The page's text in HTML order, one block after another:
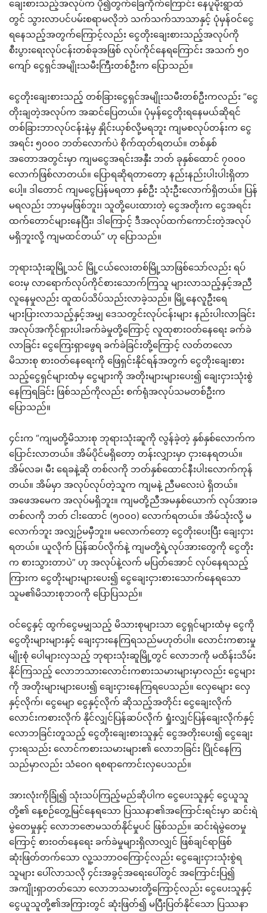
ချေးစားသည့်အလုပ်က ပို၍တွက်ခြေကိုက်ကြောင်း နေပူမိုးရွာထဲ
တွင် သွားလာပင်ပမ်းစရာမလိုဘဲ သက်သက်သာသာနှင့် ပုံမှန်ဝင်ငွေ
ရနေသည့်အတွက်ကြောင့်လည်း ငွေတိုးချေးစားသည့်အလုပ်ကို
စီးပွားရေးလုပ်ငန်းတစ်ခုအဖြစ် လုပ်ကိုင်နေရကြောင်း အသက် ၅၀
ကျော် ငွေရှင်အမျိုးသမီးကြီးတစ်ဦးက ပြောသည်။
ငွေတိုးချေးစားသည့် တစ်ခြားငွေရှင်အမျိုးသမီးတစ်ဦးကလည်း “ငွေ
တိုးချတဲ့အလုပ်က အဆင်ပြေတယ်။ ပုံမှန်ငွေတိုးရနေမယ်ဆိုရင်
တစ်ခြားဘာလုပ်ငန်းနဲ့မှ နှိုင်းယှစ်လို့မရဘူး ကျမစလုပ်တန်းက ငွေ
အရင်း ၅၀၀၀ ဘတ်လောက်ပဲ စိုက်ထုတ်ရတယ်။ တစ်နှစ်
အတောအတွင်းမှာ ကျမငွေအရင်းအနှီး ဘတ် ခုနှစ်ထောင် ၇၀၀၀
လောက်ဖြစ်လာတယ်။ ပြောရဆိုရတာတော့ နည်းနည်းပါးပါးရှိတာ
ပေါ့။ ဒါတောင် ကျမငွေပြန်မရတာ နှစ်ဦး သုံးဦးလောက်ရှိတယ်။ ပြန်
မရလည်း ဘာမှမဖြစ်ဘူး၊ သူတို့ပေးထားတဲ့ ငွေအတိုးက ငွေအရင်း
ထက်တောင်များနေပြီး၊ ဒါကြောင့် ဒီအလုပ်ထက်ကောင်းတဲ့အလုပ်
မရှိဘူးလို့ ကျမထင်တယ်” ဟု ပြောသည်။
ဘုရားသုံးဆူမြို့သင် မြို့ငယ်လေးတစ်မြို့သာဖြစ်သော်လည်း ရပ်
ဝေးမှ လာရောက်လုပ်ကိုင်စားသောက်ကြသူ များလာသည့်နှင့်အညီ
လူနေမှုလည်း ထူထပ်သိပ်သည်းလာခဲ့သည်။ မြို့နေလူဦးရေ
များပြားလာသည့်နှင့်အမျှ ဒေသတွင်းလုပ်ငန်းများ နည်းပါးလာခြင်း
အလုပ်အကိုင်ရှားပါးခက်ခဲမှုတို့ကြောင့် လူထုစားဝတ်နေရေး ခက်ခဲ
လာခြင်း ငွေကြေးရှာဖွေရ ခက်ခဲခြင်းတို့ကြောင့် လတ်တလော
မိသားစု စားဝတ်နေရေးကို ဖြေရှင်းနိုင်ရန်အတွက် ငွေတိုးချေးစား
သည့်ငွေရှင်များထံမှ ငွေများကို အတိုးများများပေး၍ ချေးငှားသုံးစွဲ
နေကြရခြင်း ဖြစ်သည်ကိုလည်း စက်ရုံအလုပ်သမတစ်ဦးက
ပြောသည်။
၄င်းက “ကျမတို့မိသားစု ဘုရားသုံးဆူကို လွန်ခဲ့တဲ့ နှစ်နှစ်လောက်က
ပြောင်းလာတယ်။ အိမ်ပိုင်မရှိတော့ တန်းလျှားမှာ ငှားနေရတယ်။
အိမ်လခ၊ မီး ရေခနဲ့ဆို တစ်လကို ဘတ်နှစ်ထောင်နီးပါးလောက်ကုန်
တယ်။ အိမ်မှာ အလုပ်လုပ်တဲ့သူက ကျမနဲ့ ညီမလေးပဲ ရှိတယ်။
အဖေအမေက အလုပ်မရှိဘူး။ ကျမတို့ညီအမနှစ်ယောက် လုပ်အားခ
တစ်လကို ဘတ် ငါးထောင် (၅၀၀၀) လောက်ရတယ်။ အိမ်သုံးလို့ မ
လောက်ဘူး အလျှဉ်မမှီဘူး။ မလောက်တော့ ငွေတိုးပေးပြီး ချေးငှား
ရတယ်။ ယူလိုက် ပြန်ဆပ်လိုက်နဲ့ ကျမတို့ရဲ့လုပ်အားတွေကို ငွေတိုး
က စားသွားတာပဲ” ဟု အလုပ်နဲ့လက် မပြတ်အောင် လုပ်နေရသည့်
ကြားက ငွေတိုးများများပေး၍ ငွေချေးငှားစားသောက်နေရသော
သူမ၏မိသားစုဘဝကို ပြောပြသည်။
ဝင်ငွေနှင့် ထွက်ငွေမမျှသည့် မိသားစုများသာ ငွေရှင်များထံမှ ငွေကို
ငွေတိုးများများနှင့် ချေးငှားနေကြရသည်မဟုတ်ပါ။ လောင်းကစားမှု
မျိုးစုံ ပေါများလှသည့် ဘုရားသုံးဆူမြို့တွင် လောဘကို မထိန်းသိမ်း
နိုင်ကြသည့် လောဘသားလောင်းကစားသမားများမှာလည်း ငွေများ
ကို အတိုးများများပေး၍ ချေးငှားနေကြရပေသည်။ လှေမျေား လှေ
နှင့်လိုက်၊ ငွေမျော ငွေနှင့်လိုက် ဆိုသည့်အတိုင်း ငွေချေးလိုက်
လောင်းကစားလိုက် နိုင်လျှင်ပြန်ဆပ်လိုက် ရှုံးလျှင်ပြန်ချေးလိုက်နှင့်
လောဘခြင်းတူသည့် ငွေတိုးချေးစားသူနှင့် ငွေအတိုးပေး၍ ငွေချေး
ငှားရသည်း လောင်ကစားသမားများ၏ လောဘခြင်း ပြိုင်နေကြ
သည်မှာလည်း သံဝေဂ ရစရာကောင်းလှပေသည်။
အားလုံးကိုခြုံ၍ သုံးသပ်ကြည့်မည်ဆိုပါက ငွေပေးသူနှင့် ငွေယူသူ
တို့၏ နေ့စဉ်တွေ့မြင်နေရသော ပြဿနာ၏အကြောင်းရင်းမှာ ဆင်းရဲ
မွဲတေမှုနှင့် လောဘဇောမသတ်နိုင်မှုပင် ဖြစ်သည်။ ဆင်းရဲမွဲတေမှု
ကြောင့် စားဝတ်နေရေး ခက်ခဲမှုများရှိလာလျှင် ဖြစ်ချင်ရာဖြစ်
ဆုံးဖြတ်တက်သော လူ့သဘာဝကြောင့်လည်း ငွေချေးငှားသုံးစွဲရ
သူများ ပေါ်လာသလို ၄င်းအခွင့်အရေးပေါ်တွင် အကြောင်းပြ၍
အကျိုးရှာတတ်သော လောဘသမားတို့ကြောင့်လည်း ငွေပေးသူနှင့်
ငွေယူသူတို့၏အကြားတွင် ဆုံးဖြတ်၍ မပြီးပြတ်နိုင်သော ပြဿနာ